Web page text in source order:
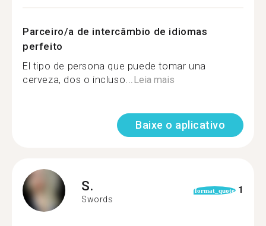
Parceiro/a de intercâmbio de idiomas
perfeito
El tipo de persona que puede tomar una
cerveza, dos o incluso... Leia mais
Baixe o aplicativo
S.
Swords
format_quote 1